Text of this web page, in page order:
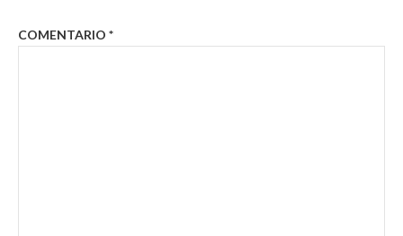
COMENTARIO *